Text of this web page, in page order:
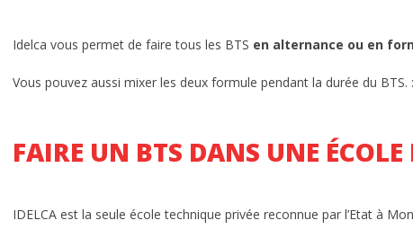
Idelca vous permet de faire tous les BTS en alternance ou en
Vous pouvez aussi mixer les deux formule pendant la durée du
FAIRE UN BTS DANS UNE
IDELCA est la seule école technique privée reconnue par l’Etat à
orientation
École de Commerce
par l’Etat
BTS Montpellier